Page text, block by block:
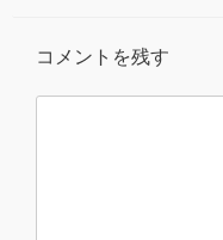
コメントを残す